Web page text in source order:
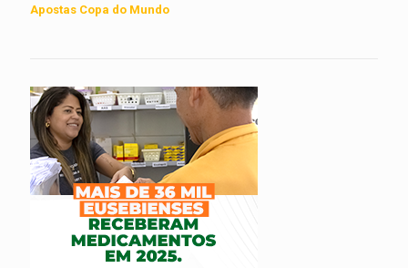
Apostas Copa do Mundo